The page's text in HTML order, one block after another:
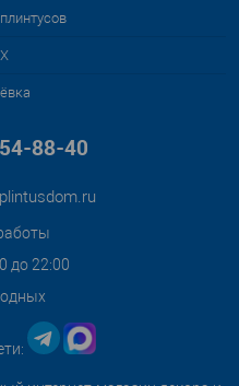
88-40
до 22:00